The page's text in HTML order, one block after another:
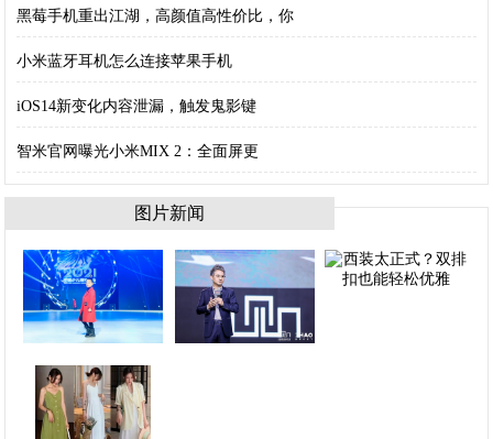
黑莓手机重出江湖，高颜值高性价比，你
小米蓝牙耳机怎么连接苹果手机
iOS14新变化内容泄漏，触发鬼影键
智米官网曝光小米MIX 2：全面屏更
图片新闻